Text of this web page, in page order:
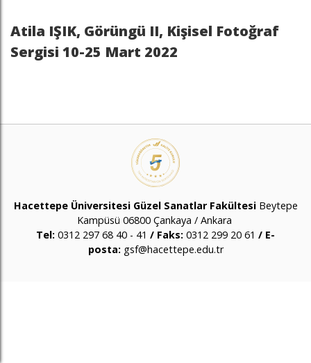
Atila IŞIK, Görüngü II, Kişisel Fotoğraf
Sergisi 10-25 Mart 2022
Hacettepe Üniversitesi Güzel Sanatlar Fakültesi Beytepe
Kampüsü 06800 Çankaya / Ankara
Tel: 0312 297 68 40 - 41 / Faks: 0312 299 20 61 / E-
posta: gsf@hacettepe.edu.tr